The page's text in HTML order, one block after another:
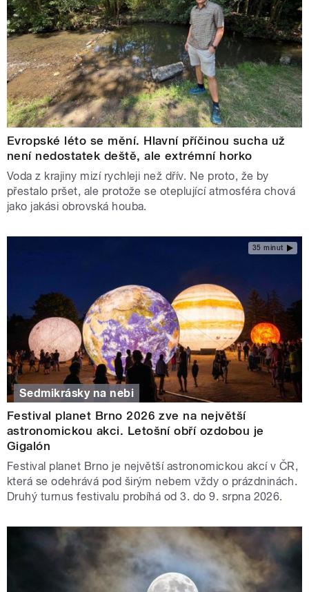
Evropské léto se mění. Hlavní příčinou sucha už
není nedostatek deště, ale extrémní horko
Voda z krajiny mizí rychleji než dřív. Ne proto, že by
přestalo pršet, ale protože se oteplující atmosféra chová
jako jakási obrovská houba.
35 minut
Sedmikrásky na nebi
Festival planet Brno 2026 zve na největší
astronomickou akci. Letošní obří ozdobou je
Gigalón
Festival planet Brno je největší astronomickou akcí v ČR,
která se odehrává pod širým nebem vždy o prázdninách.
Druhý turnus festivalu probíhá od 3. do 9. srpna 2026.